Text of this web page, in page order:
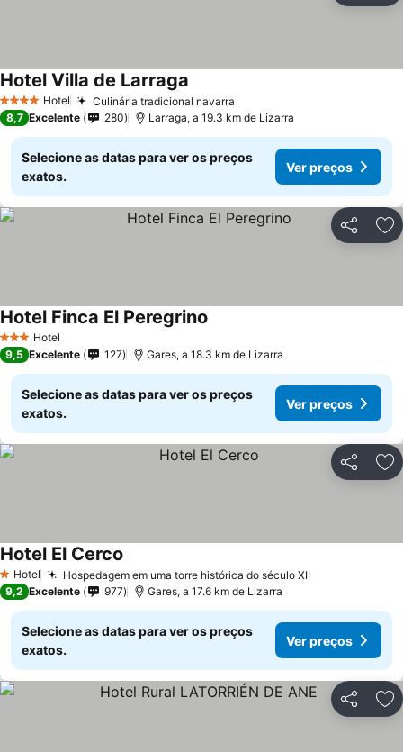
4 EstrelasHotel Culinária tradicional navarra
Hotel Villa de Larraga
8,7 Excelente 280 Larraga, a 19.3 km de Lizarra
Selecione as datas para ver os preços
exatos.
Ver preços
Partilhar
3 EstrelasHotel
Hotel Finca El Peregrino
9,5 Excelente 127 Gares, a 18.3 km de Lizarra
Selecione as datas para ver os preços
exatos.
Ver preços
Partilhar
1 Estrelas
Hotel Hospedagem em uma torre histórica do século XII
Hotel El Cerco
9,2 Excelente 977 Gares, a 17.6 km de Lizarra
Selecione as datas para ver os preços
exatos.
Ver preços
Partilhar